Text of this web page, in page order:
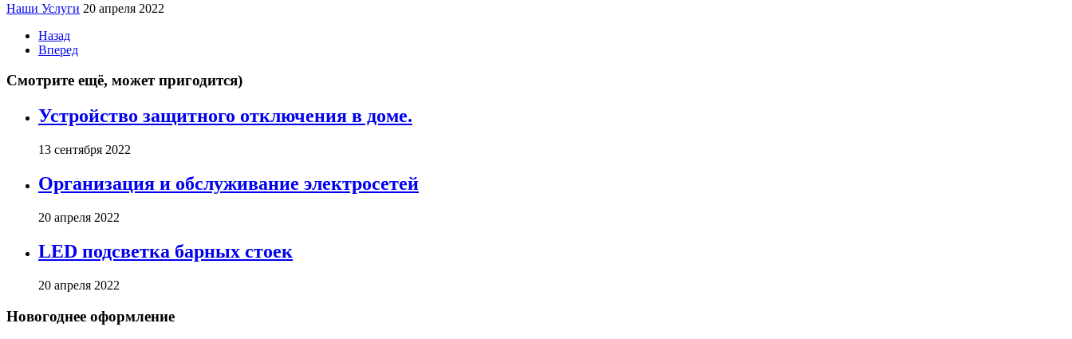
Наши Услуги 20 апреля 2022
Назад
Вперед
Смотрите ещё, может пригодится)
Устройство защитного отключения в доме.
13 сентября 2022
Организация и обслуживание электросетей
20 апреля 2022
LED подсветка барных стоек
20 апреля 2022
Новогоднее оформление